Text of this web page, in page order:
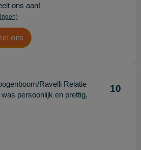
ons aan!
ons
Ravelli Relatie
persoonlijk en prettig,
10